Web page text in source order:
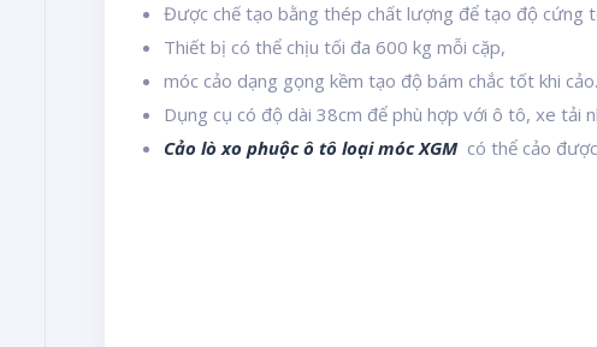
Được chế tạo bằng thép chất lượng để tạo độ cứng
Thiết bị có thể chịu tối đa 600 kg mỗi cặp,
móc cảo dạng gọng kềm tạo độ bám chắc tốt khi cảo.
Dụng cụ có độ dài 38cm để phù hợp với ô tô, xe tải
Cảo lò xo phuộc ô tô loại móc XGM có thể cảo